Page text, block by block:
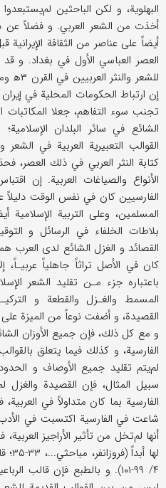
البهلوية، و لكن الباحثين
أخذت من الشعر العربي. و فضلاً
أيضاً على عناصر من الثقافة الإيرانية
العصر العباسي الأول في بغداد. و قد
للشعر
إن ارتباط الحكومات المحلية في
تجنب سوء التفاهم، جعلا المكاتبات
الشائع في سائر البلدان
القوالب التعبيرية العربية في
كتابة النثر العربي في ذلك العصر،
الأنواع والصياغات العربية. إن
الفارسيين كان في نفس الوقت دليلاً
المسلمين، وعلى التربية
بلاطات الخلفاء في الرسائل و
القصائد و الغزل الشائع لدى العرب
كان في الأصل تراثاً جاهلياً عربيـاً،
باعتباره جزء مـن تقليد الشعر
المسمط والغـزل والقطعة و
القصيدة، و أضفت نوعاً من الميزة على
و مع كل ذلك، فإن جميع الأوزان
الفارسية، و كذلك فيما يتعلق
لم‌يتم تقليد جميع الأوصاف و
سبيل المثال، فإن القصيدة
الفارسية بما كان متداولاً في
شاعت في الفارسية اكتسبت في الأدب
أنها لم‌تخل من تأثير الأراجيز
۴/ ۹۹-۱۰۱). و بالطبع فإن قالب